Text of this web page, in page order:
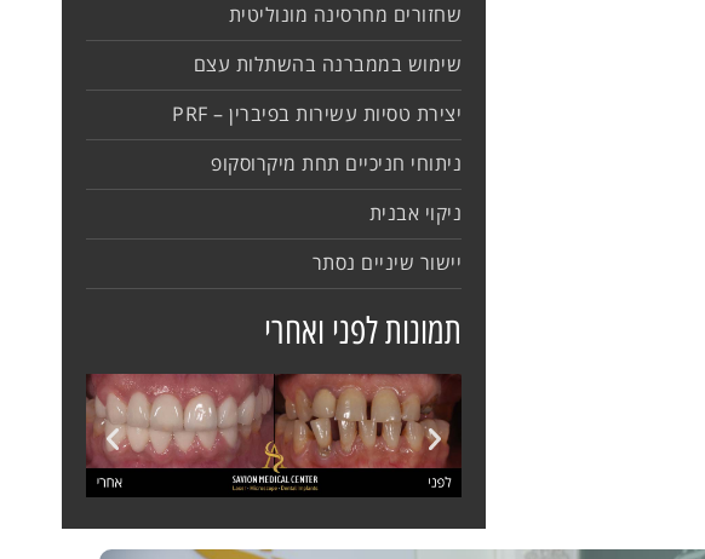
שחזורים מחרסינה מונוליטית
שימוש בממברנה בהשתלות עצם
יצירת טסיות עשירות בפיברין – PRF
ניתוחי חניכיים תחת מיקרוסקופ
ניקוי אבנית
יישור שיניים נסתר
תמונות לפני ואחרי